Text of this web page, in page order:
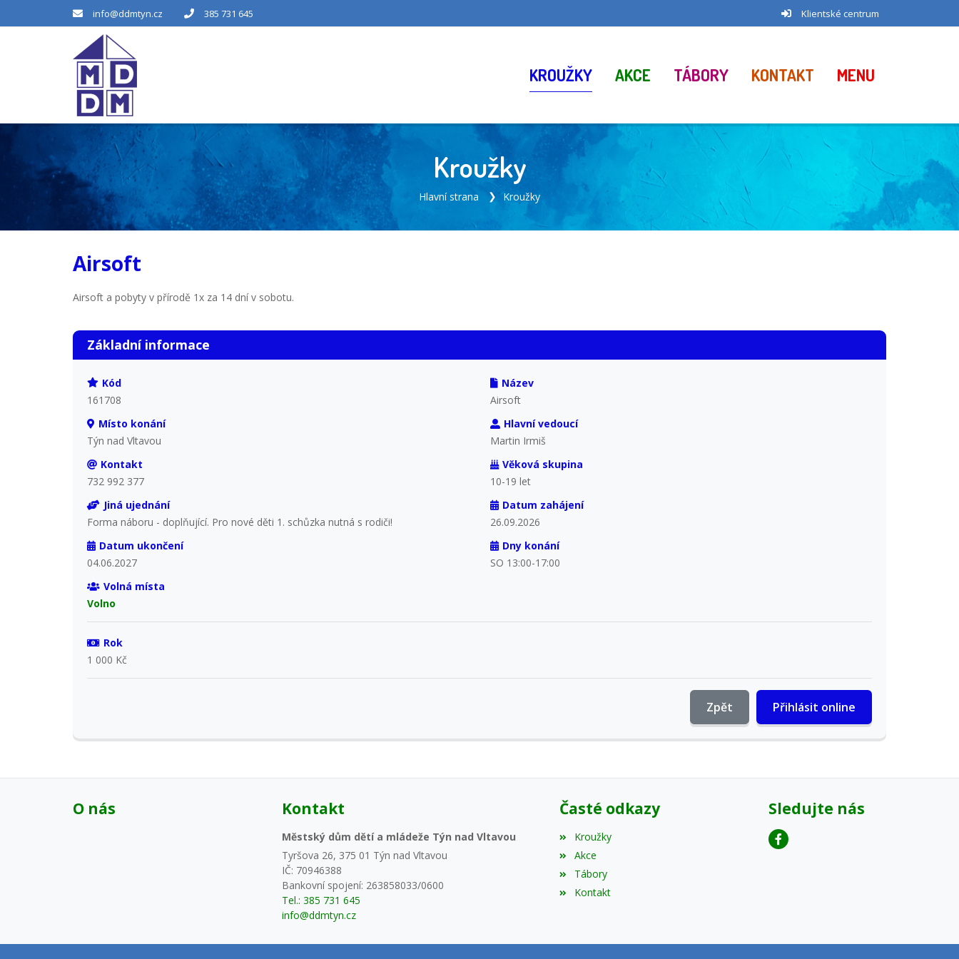
info@ddmtyn.cz 385 731 645 Klientské centrum
KROUŽKY AKCE TÁBORY KONTAKT MENU
Kroužky
Hlavní strana Kroužky
Airsoft
Airsoft a pobyty v přírodě 1x za 14 dní v sobotu.
Základní informace
Kód
161708
Název
Airsoft
Místo konání
Týn nad Vltavou
Hlavní vedoucí
Martin Irmiš
Kontakt
732 992 377
Věková skupina
10-19 let
Jiná ujednání
Forma náboru - doplňující. Pro nové děti 1. schůzka nutná s rodiči!
Datum zahájení
26.09.2026
Datum ukončení
04.06.2027
Dny konání
SO 13:00-17:00
Volná místa
Volno
Rok
1 000 Kč
Přihlásit online
Zpět
O nás Kontakt
Městský dům dětí a mládeže Týn nad Vltavou
Tyršova 26, 375 01 Týn nad Vltavou
IČ: 70946388
Bankovní spojení: 263858033/0600
Tel.: 385 731 645
info@ddmtyn.cz
Časté odkazy
Kroužky
Akce
Tábory
Kontakt
Sledujte nás